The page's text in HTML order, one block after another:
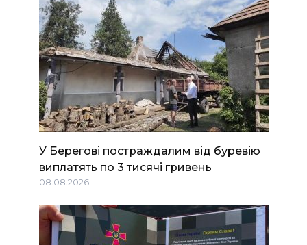
У Берегові постраждалим від буревію
виплатять по 3 тисячі гривень
08.08.2026